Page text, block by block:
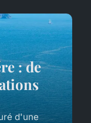
: de
d'une